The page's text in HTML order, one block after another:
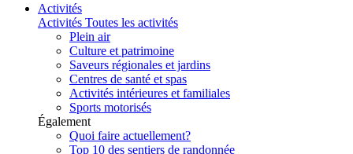
Activités
Activités Toutes les activités
Plein air
Culture et patrimoine
Saveurs régionales et jardins
Centres de santé et spas
Activités intérieures et familiales
Sports motorisés
Également
Quoi faire actuellement?
Top 10 des sentiers de randonnée